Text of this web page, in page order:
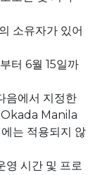
소유자가 있어
터 6월 15일까
음에서 지정한
Okada Manila
는 적용되지 않
영 시간 및 프로